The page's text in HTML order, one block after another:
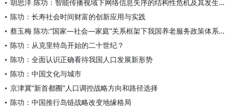
胡思洋 陈功：智能传播视域下网络信息失序的结构性危机及其发生机制和规制理路
陈功：长寿社会时间财富的创新应用与实践
蔡玉梅 陈功:“国家—社会—家庭”关系框架下我国养老服务政策体系建构的内在逻辑及路径
陈功：从克里特岛开始的二十世纪？
陈功：全面认识正确看待我国人口发展新形势
陈功：中国文化与城市
京津冀“新首都圈”人口调控战略方向和路径选择
陈功：中国推行岛链战略改变地缘格局